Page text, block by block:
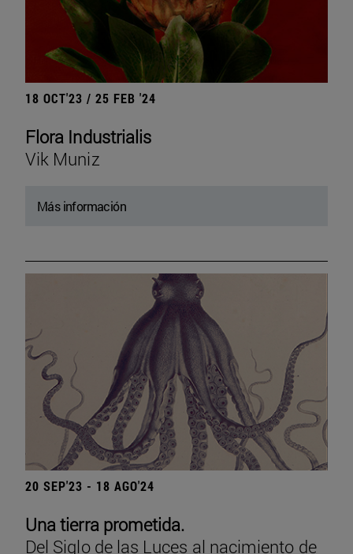
18 OCT'23 / 25 FEB '24
Flora Industrialis
Vik Muniz
Más información
20 SEP'23 - 18 AGO'24
Una tierra prometida.
Del Siglo de las Luces al nacimiento de